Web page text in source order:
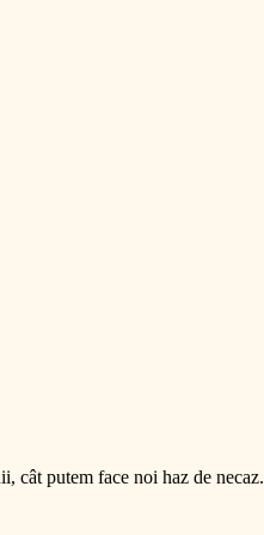
cât putem face noi haz de necaz.